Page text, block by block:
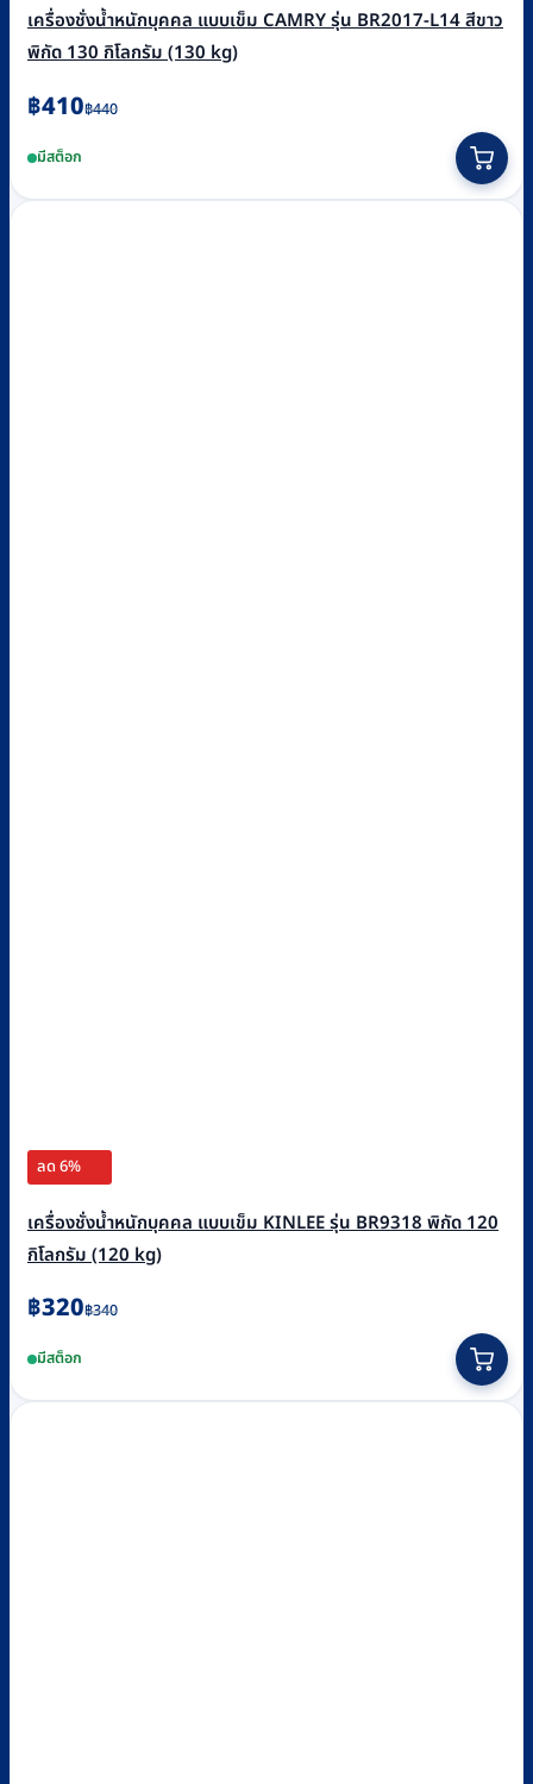
เครื่องชั่งน้ำหนักบุคคล แบบเข็ม CAMRY รุ่น BR2017-L14 สีขาว
พิกัด 130 กิโลกรัม (130 kg)
฿440
Original
was:
฿440.
฿410
Current
is:
฿410.
มีสต็อก
ลด 6%
เครื่องชั่งน้ำหนักบุคคล แบบเข็ม KINLEE รุ่น BR9318 พิกัด 120
กิโลกรัม (120 kg)
฿340
Original
was:
฿340.
฿320
Current
is:
฿320.
มีสต็อก